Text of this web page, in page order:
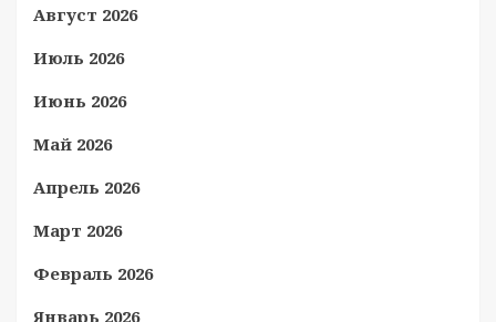
Август 2026
Июль 2026
Июнь 2026
Май 2026
Апрель 2026
Март 2026
Февраль 2026
Январь 2026